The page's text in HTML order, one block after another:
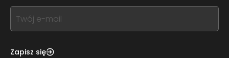
If
you
this,
Zapisz się